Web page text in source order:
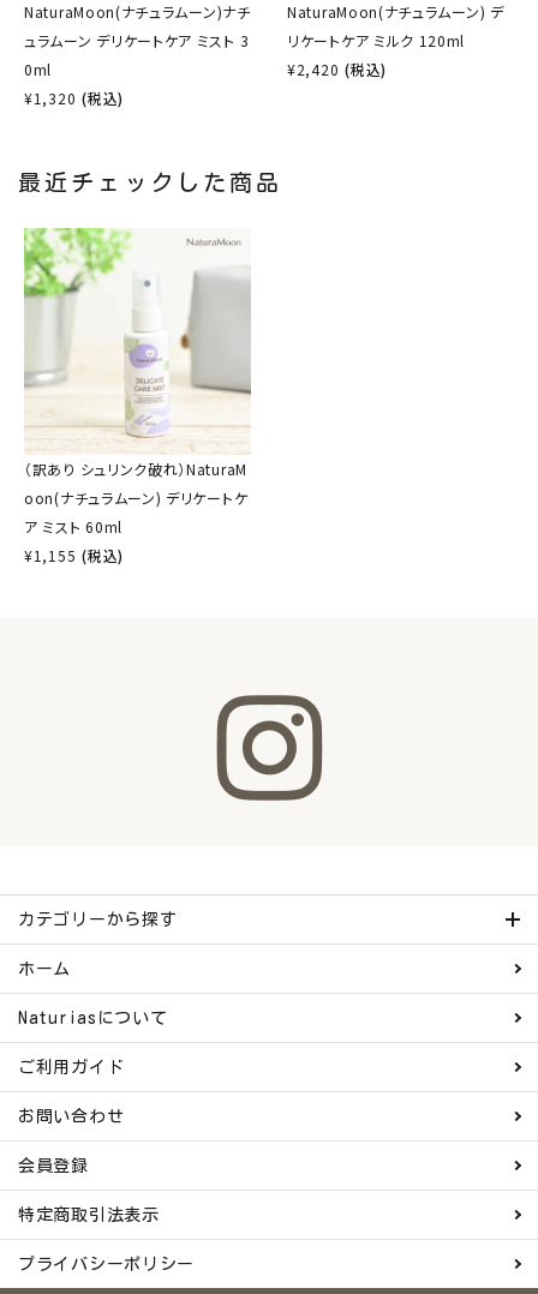
NaturaMoon(ナチュラムーン)ナチ
ュラムーン デリケートケア ミスト 3
0ml
¥1,320 (税込)
NaturaMoon(ナチュラムーン) デ
リケートケア ミルク 120ml
¥2,420 (税込)
最近チェックした商品
（訳あり シュリンク破れ）NaturaM
oon(ナチュラムーン) デリケートケ
ア ミスト 60ml
¥1,155 (税込)
カテゴリーから探す
ホーム
Naturiasについて
ご利用ガイド
お問い合わせ
会員登録
特定商取引法表示
プライバシーポリシー